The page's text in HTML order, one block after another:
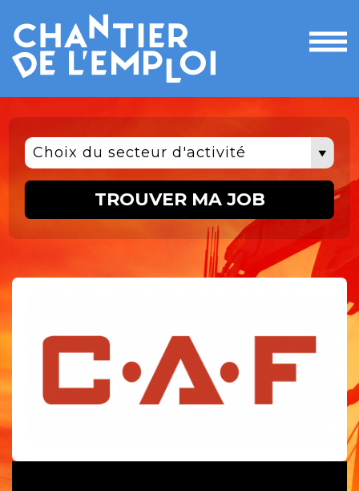
le
Choix du secteur d'activité
TROUVER MA JOB